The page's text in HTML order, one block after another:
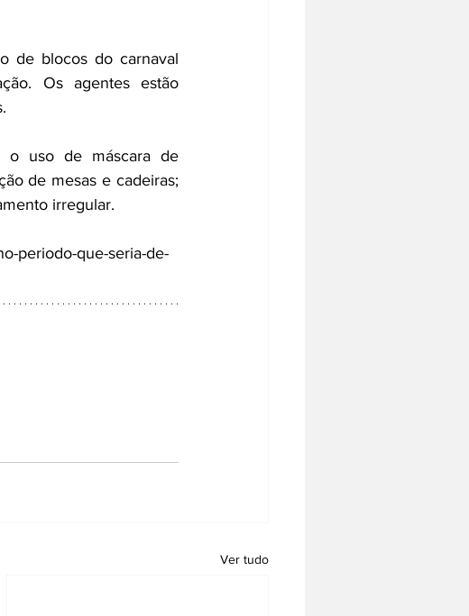
de blocos do carnaval
Os agentes estão
o uso de máscara de
de mesas e cadeiras;
irregular.
periodo-que-seria-de-
Ver tudo